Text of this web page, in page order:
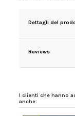
Dettagli del
Reviews
I clienti che hanno
anche: